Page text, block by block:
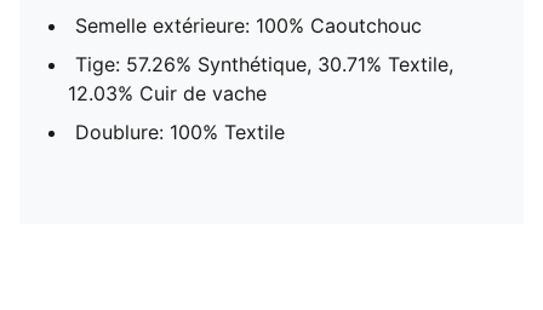
Semelle extérieure: 100% Caoutchouc
Tige: 57.26% Synthétique, 30.71% Textile,
12.03% Cuir de vache
Doublure: 100% Textile